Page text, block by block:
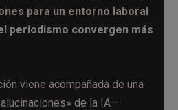
para un entorno laboral
periodismo convergen más
viene acompañada de una
de la IA—